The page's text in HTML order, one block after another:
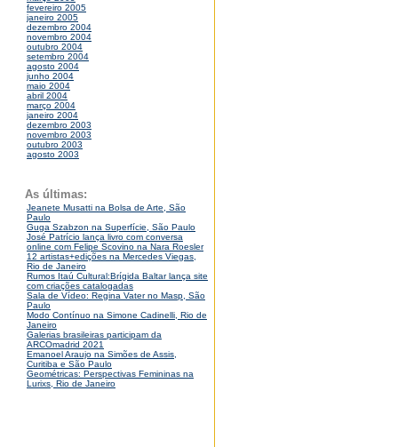
fevereiro 2005
janeiro 2005
dezembro 2004
novembro 2004
outubro 2004
setembro 2004
agosto 2004
junho 2004
maio 2004
abril 2004
março 2004
janeiro 2004
dezembro 2003
novembro 2003
outubro 2003
agosto 2003
As últimas:
Jeanete Musatti na Bolsa de Arte, São
Paulo
Guga Szabzon na Superfície, São Paulo
José Patrício lança livro com conversa
online com Felipe Scovino na Nara Roesler
12 artistas+edições na Mercedes Viegas,
Rio de Janeiro
Rumos Itaú Cultural:Brígida Baltar lança site
com criações catalogadas
Sala de Vídeo: Regina Vater no Masp, São
Paulo
Modo Contínuo na Simone Cadinelli, Rio de
Janeiro
Galerias brasileiras participam da
ARCOmadrid 2021
Emanoel Araujo na Simões de Assis,
Curitiba e São Paulo
Geométricas: Perspectivas Femininas na
Lurixs, Rio de Janeiro